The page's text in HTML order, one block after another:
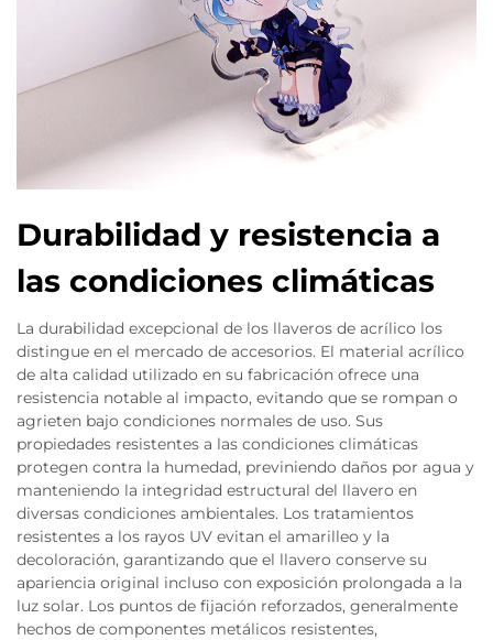
Durabilidad y resistencia a
las condiciones climáticas
La durabilidad excepcional de los llaveros de acrílico los
distingue en el mercado de accesorios. El material acrílico
de alta calidad utilizado en su fabricación ofrece una
resistencia notable al impacto, evitando que se rompan o
agrieten bajo condiciones normales de uso. Sus
propiedades resistentes a las condiciones climáticas
protegen contra la humedad, previniendo daños por agua y
manteniendo la integridad estructural del llavero en
diversas condiciones ambientales. Los tratamientos
resistentes a los rayos UV evitan el amarilleo y la
decoloración, garantizando que el llavero conserve su
apariencia original incluso con exposición prolongada a la
luz solar. Los puntos de fijación reforzados, generalmente
hechos de componentes metálicos resistentes,